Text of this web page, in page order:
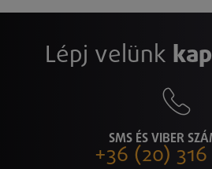
Lépj velünk
SMS ÉS VIBER
+36 (20)